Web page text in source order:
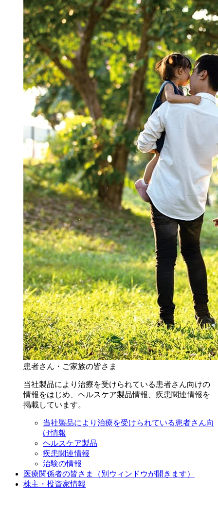
患者さん・ご家族の皆さま
当社製品により治療を受けられている患者さん向けの
情報をはじめ、ヘルスケア製品情報、疾患関連情報を
掲載しています。
当社製品により治療を受けられている患者さん向
け情報
ヘルスケア製品
疾患関連情報
治験の情報
医療関係者の皆さま
（別ウィンドウが開きます）
株主・投資家情報